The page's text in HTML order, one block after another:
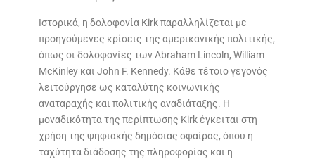
Ιστορικά, η δολοφονία Kirk παραλληλίζεται με
προηγούμενες κρίσεις της αμερικανικής πολιτικής,
όπως οι δολοφονίες των Abraham Lincoln, William
McKinley και John F. Kennedy. Κάθε τέτοιο γεγονός
λειτούργησε ως καταλύτης κοινωνικής
αναταραχής και πολιτικής αναδιάταξης. Η
μοναδικότητα της περίπτωσης Kirk έγκειται στη
χρήση της ψηφιακής δημόσιας σφαίρας, όπου η
ταχύτητα διάδοσης της πληροφορίας και η